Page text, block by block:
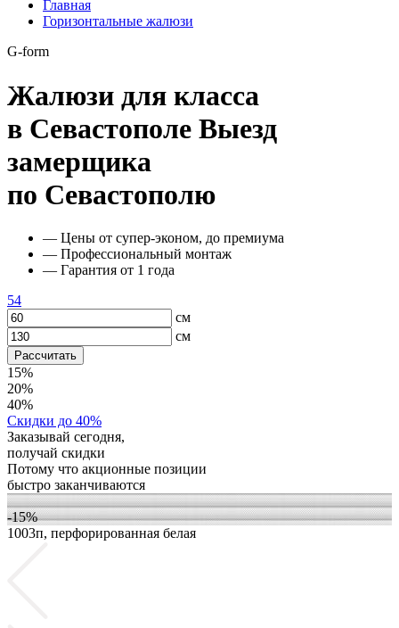
Главная
Горизонтальные жалюзи
G-form
Жалюзи для класса
в Севастополе Выезд
замерщика
по Севастополю
— Цены от супер-эконом, до премиума
— Профессиональный монтаж
— Гарантия от 1 года
54
см
см
Рассчитать
15%
20%
40%
Скидки до 40%
Заказывай сегодня,
получай скидки
Потому что акционные позиции
быстро заканчиваются
-15%
1003п, перфорированная белая